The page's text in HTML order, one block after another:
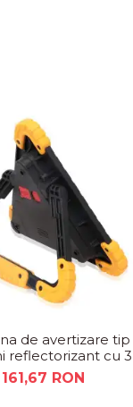
de avertizare tip
reflectorizant cu 3
LED-uri COB
161,67 RON